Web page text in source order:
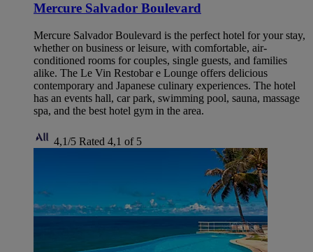
Mercure Salvador Boulevard
Mercure Salvador Boulevard is the perfect hotel for your stay,
whether on business or leisure, with comfortable, air-
conditioned rooms for couples, single guests, and families
alike. The Le Vin Restobar e Lounge offers delicious
contemporary and Japanese culinary experiences. The hotel
has an events hall, car park, swimming pool, sauna, massage
spa, and the best hotel gym in the area.
4,1/5 Rated 4,1 of 5